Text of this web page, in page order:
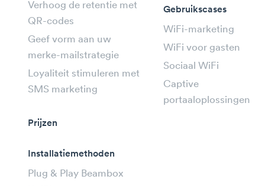
Verhoog de retentie met
QR-codes
Geef vorm aan uw
merke-mailstrategie
Loyaliteit stimuleren met
SMS marketing
Prijzen
Installatiemethoden
Plug & Play Beambox
Gebruikscases
WiFi-marketing
WiFi voor gasten
Sociaal WiFi
Captive
portaaloplossingen